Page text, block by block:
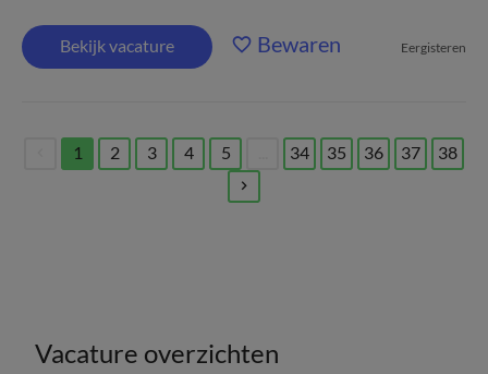
Bekijk vacature Bewaren Eergisteren
1
(current)
2 3 4 5 34 35 36 37 38
Vacature overzichten